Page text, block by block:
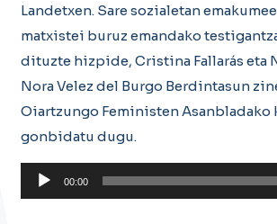
Landetxen. Sare sozialetan
matxistei buruz emandako
dituzte hizpide, Cristina Fallarás eta
Nora Velez del Burgo Berdintasun
Oiartzungo Feministen Asanbladako
gonbidatu dugu.
Soinu
erreproduzigailua
00:00